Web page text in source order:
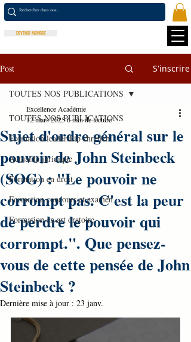
DEVENIR MEMBRE
Post S'inscrire
TOUTES NOS PUBLICATIONS
Formation leadership chrétien
Actualité juridique
Formation en droit
Formation concours et examen
Formation en art oratoire
TOUTES NOS PUBLICATIONS
Sujet d'ordre général sur le
pouvoir de John Steinbeck
(SOG) : "Le pouvoir ne
corrompt pas. C'est la peur
de perdre le pouvoir qui
corrompt.". Que pensez-
vous de cette pensée de John
Steinbeck ?
Excellence Académie
12 mars 20256 min de lecture
Dernière mise à jour : 23 janv.